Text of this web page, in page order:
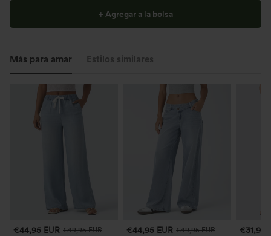
+ Agregar a la bolsa
Más para amar Estilos similares
€44,95 EUR €49,95 EUR
€44,95 EUR €49,95 EUR
€31,95